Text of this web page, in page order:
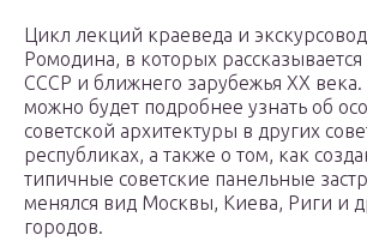
Цикл лекций краеведа и
Ромодина, в которых рассказывается
СССР и ближнего зарубежья ХХ
можно будет подробнее узнать об
советской архитектуры в других
республиках, а также о том, как
типичные советские панельные
менялся вид Москвы, Киева, Риги и
городов.